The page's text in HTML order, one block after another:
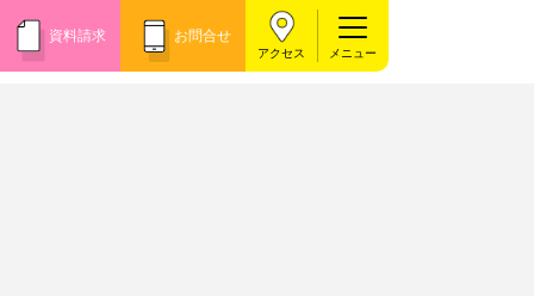
資料請求 お問合せ
アクセス